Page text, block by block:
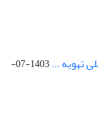
تهویه ...
1403-07-